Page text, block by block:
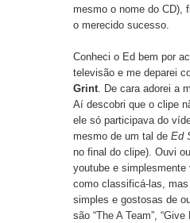
mesmo o nome do CD),
o merecido sucesso.
Conheci o Ed bem por
televisão e me deparei
Grint. De cara adorei a
Aí descobri que o clipe
ele só participava do
mesmo de um tal de Ed
no final do clipe). Ouvi
youtube e
como classificá-las,
simples e gostosas de
são “The A Team”, “Give